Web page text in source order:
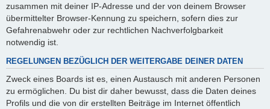
zusammen mit deiner IP-Adresse und der von deinem Browser
übermittelter Browser-Kennung zu speichern, sofern dies zur
Gefahrenabwehr oder zur rechtlichen Nachverfolgbarkeit
notwendig ist.
REGELUNGEN BEZÜGLICH DER WEITERGABE DEINER DATEN
Zweck eines Boards ist es, einen Austausch mit anderen Personen
zu ermöglichen. Du bist dir daher bewusst, dass die Daten deines
Profils und die von dir erstellten Beiträge im Internet öffentlich